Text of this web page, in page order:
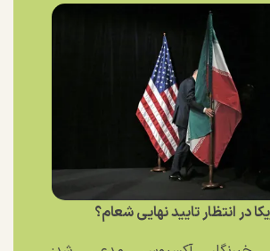
در انتظار تایید نهایی شعام؟